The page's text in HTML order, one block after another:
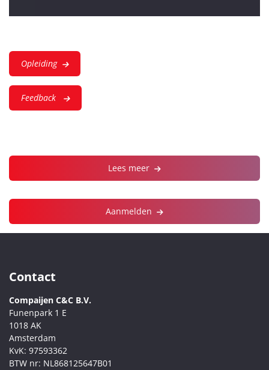
Opleiding
Feedback
Lees meer
Aanmelden
Contact
Compaijen C&C B.V.
Funenpark 1 E
1018 AK
Amsterdam
KvK: 97593362
BTW nr: NL868125647B01